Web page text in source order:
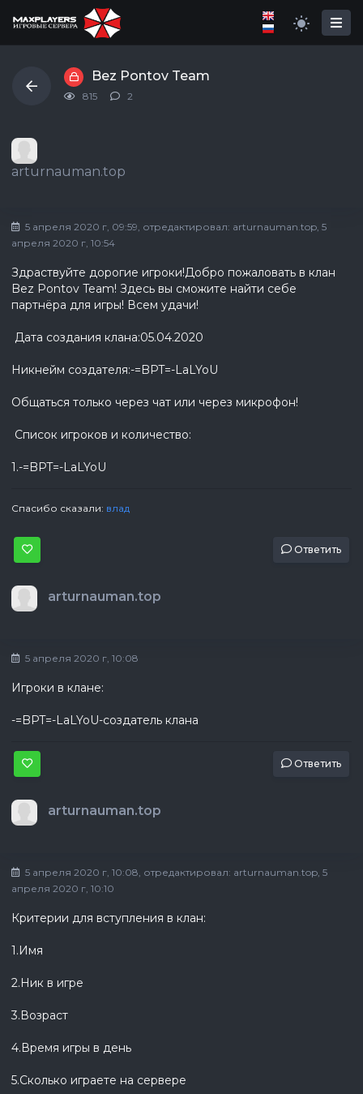
Bez Pontov Team
815 2
arturnauman.top
5 апреля 2020 г, 09:59, отредактировал: arturnauman.top, 5
апреля 2020 г, 10:54
Здраствуйте дорогие игроки!Добро пожаловать в клан
Bez Pontov Team! Здесь вы сможите найти себе
партнёра для игры! Всем удачи!
Дата создания клана:05.04.2020
Никнейм создателя:-=BPT=-LaLYoU
Общаться только через чат или через микрофон!
Список игроков и количество:
1.-=BPT=-LaLYoU
Спасибо сказали: влад
Ответить
arturnauman.top
5 апреля 2020 г, 10:08
Игроки в клане:
-=BPT=-LaLYoU-создатель клана
Ответить
arturnauman.top
5 апреля 2020 г, 10:08, отредактировал: arturnauman.top, 5
апреля 2020 г, 10:10
Критерии для вступления в клан:
1.Имя
2.Ник в игре
3.Возраст
4.Время игры в день
5.Сколько играете на сервере